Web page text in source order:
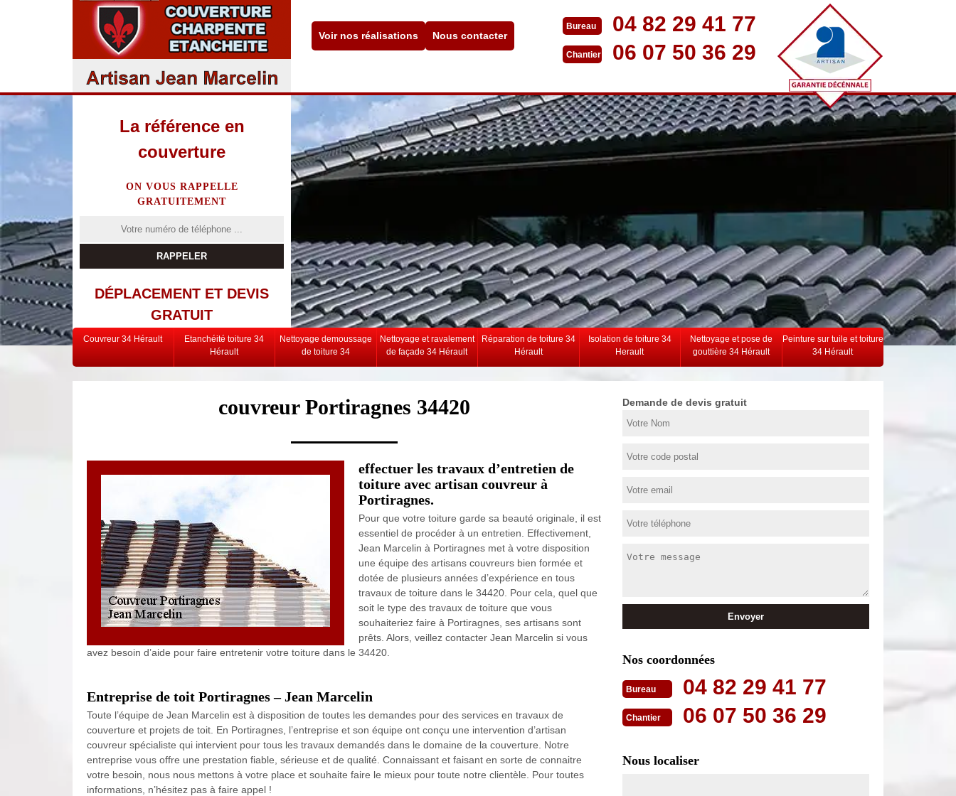
Voir nos réalisations Nous contacter
Bureau 04 82 29 41 77
Chantier 06 07 50 36 29
La référence en
couverture
ON VOUS RAPPELLE
GRATUITEMENT
DÉPLACEMENT ET DEVIS
GRATUIT
Couvreur 34 Hérault
Etanchéité toiture 34
Hérault
Nettoyage demoussage
de toiture 34
Nettoyage et ravalement
de façade 34 Hérault
Réparation de toiture 34
Hérault
Isolation de toiture 34
Herault
Nettoyage et pose de
gouttière 34 Hérault
Peinture sur tuile et toiture
34 Hérault
couvreur Portiragnes 34420
effectuer les travaux d’entretien de
toiture avec artisan couvreur à
Portiragnes.
Pour que votre toiture garde sa beauté originale, il est
essentiel de procéder à un entretien. Effectivement,
Jean Marcelin à Portiragnes met à votre disposition
une équipe des artisans couvreurs bien formée et
dotée de plusieurs années d’expérience en tous
travaux de toiture dans le 34420. Pour cela, quel que
soit le type des travaux de toiture que vous
souhaiteriez faire à Portiragnes, ses artisans sont
prêts. Alors, veillez contacter Jean Marcelin si vous
avez besoin d’aide pour faire entretenir votre toiture dans le 34420.
Entreprise de toit Portiragnes – Jean Marcelin
Toute l’équipe de Jean Marcelin est à disposition de toutes les demandes pour des services en travaux de
couverture et projets de toit. En Portiragnes, l’entreprise et son équipe ont conçu une intervention d’artisan
couvreur spécialiste qui intervient pour tous les travaux demandés dans le domaine de la couverture. Notre
entreprise vous offre une prestation fiable, sérieuse et de qualité. Connaissant et faisant en sorte de connaitre
votre besoin, nous nous mettons à votre place et souhaite faire le mieux pour toute notre clientèle. Pour toutes
informations, n’hésitez pas à faire appel !
Demande de devis gratuit
Nos coordonnées
Bureau 04 82 29 41 77
Chantier 06 07 50 36 29
Nous localiser